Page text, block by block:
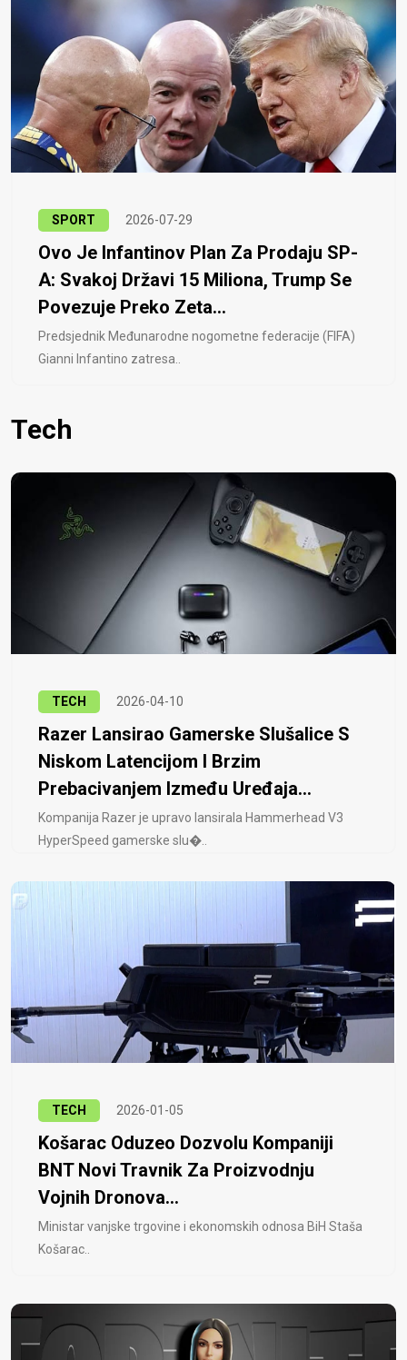
SPORT 2026-07-29
Ovo Je Infantinov Plan Za Prodaju SP-
A: Svakoj Državi 15 Miliona, Trump Se
Povezuje Preko Zeta...
Predsjednik Međunarodne nogometne federacije (FIFA)
Gianni Infantino zatresa..
Tech
TECH 2026-04-10
Razer Lansirao Gamerske Slušalice S
Niskom Latencijom I Brzim
Prebacivanjem Između Uređaja...
Kompanija Razer je upravo lansirala Hammerhead V3
HyperSpeed ​​gamerske slu�..
TECH 2026-01-05
Košarac Oduzeo Dozvolu Kompaniji
BNT Novi Travnik Za Proizvodnju
Vojnih Dronova...
Ministar vanjske trgovine i ekonomskih odnosa BiH Staša
Košarac..